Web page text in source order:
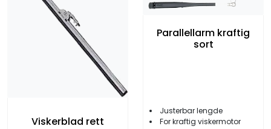
Viskerblad rett
Parallellarm kraftig
sort
Justerbar lengde
For kraftig viskermotor